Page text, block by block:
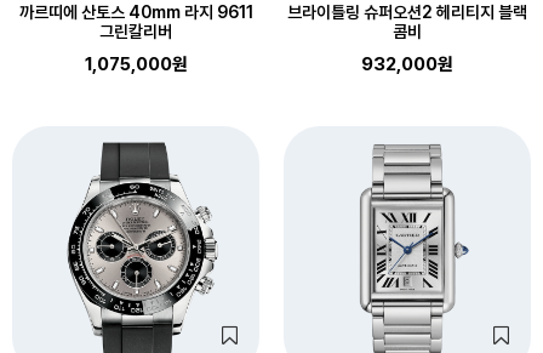
까르띠에 산토스 40mm 라지 9611
그린칼리버
1,075,000원
브라이틀링 슈퍼오션2 헤리티지 블랙
콤비
932,000원